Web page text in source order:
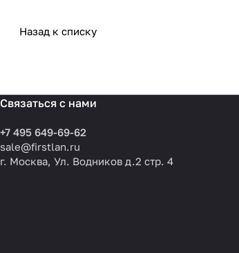
Назад к списку
Связаться с нами
+7 495 649-69-62
sale@firstlan.ru
г. Москва, Ул. Водников д.2 стр. 4